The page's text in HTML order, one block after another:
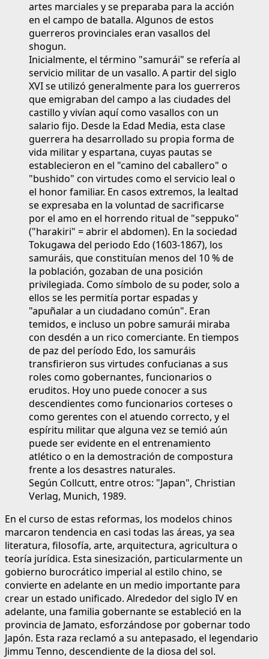
artes marciales y se preparaba para la acción
en el campo de batalla. Algunos de estos
guerreros provinciales eran vasallos del
shogun.
Inicialmente, el término "samurái" se refería al
servicio militar de un vasallo. A partir del siglo
XVI se utilizó generalmente para los guerreros
que emigraban del campo a las ciudades del
castillo y vivían aquí como vasallos con un
salario fijo. Desde la Edad Media, esta clase
guerrera ha desarrollado su propia forma de
vida militar y espartana, cuyas pautas se
establecieron en el "camino del caballero" o
"bushido" con virtudes como el servicio leal o
el honor familiar. En casos extremos, la lealtad
se expresaba en la voluntad de sacrificarse
por el amo en el horrendo ritual de "seppuko"
("harakiri" = abrir el abdomen). En la sociedad
Tokugawa del periodo Edo (1603-1867), los
samuráis, que constituían menos del 10 % de
la población, gozaban de una posición
privilegiada. Como símbolo de su poder, solo a
ellos se les permitía portar espadas y
"apuñalar a un ciudadano común". Eran
temidos, e incluso un pobre samurái miraba
con desdén a un rico comerciante. En tiempos
de paz del período Edo, los samuráis
transfirieron sus virtudes confucianas a sus
roles como gobernantes, funcionarios o
eruditos. Hoy uno puede conocer a sus
descendientes como funcionarios corteses o
como gerentes con el atuendo correcto, y el
espíritu militar que alguna vez se temió aún
puede ser evidente en el entrenamiento
atlético o en la demostración de compostura
frente a los desastres naturales.
Según Collcutt, entre otros: "Japan", Christian
Verlag, Munich, 1989.
En el curso de estas reformas, los modelos chinos
marcaron tendencia en casi todas las áreas, ya sea
literatura, filosofía, arte, arquitectura, agricultura o
teoría jurídica. Esta sinesización, particularmente un
gobierno burocrático imperial al estilo chino, se
convierte en adelante en un medio importante para
crear un estado unificado. Alrededor del siglo IV en
adelante, una familia gobernante se estableció en la
provincia de Jamato, esforzándose por gobernar todo
Japón. Esta raza reclamó a su antepasado, el legendario
Jimmu Tenno, descendiente de la diosa del sol.